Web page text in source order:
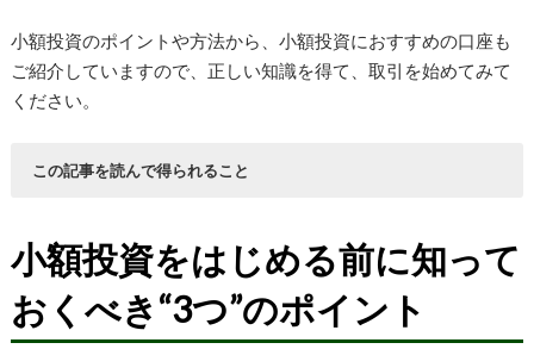
小額投資のポイントや方法から、小額投資におすすめの口座も
ご紹介していますので、正しい知識を得て、取引を始めてみて
ください。
この記事を読んで得られること
ミニ株と単元未満株の違いがわかり、取り扱っている証券会
社も紹介
小額投資がしやすいおすすめの証券会社がわかるので、すぐ
にでも小額投資が始められる！
小額投資をはじめる前に知って
おくべき“3つ”のポイント